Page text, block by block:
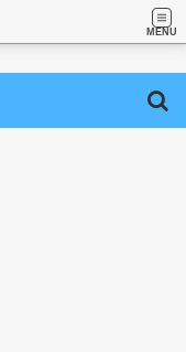
MENU